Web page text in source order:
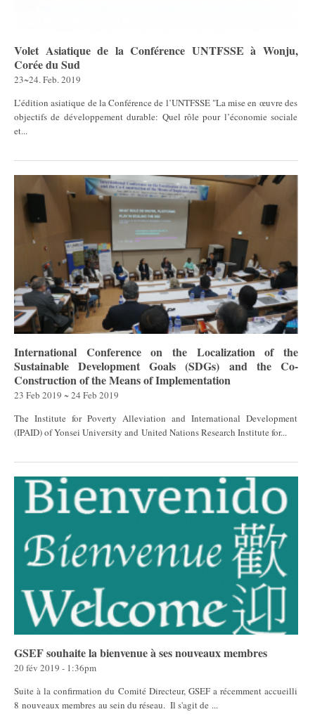
Volet Asiatique de la Conférence UNTFSSE à Wonju,
Corée du Sud
23~24. Feb. 2019
L’édition asiatique de la Conférence de l’UNTFSSE "La mise en œuvre des
objectifs de développement durable: Quel rôle pour l’économie sociale
et...
International Conference on the Localization of the
Sustainable Development Goals (SDGs) and the Co-
Construction of the Means of Implementation
23 Feb 2019 ~ 24 Feb 2019
The Institute for Poverty Alleviation and International Development
(IPAID) of Yonsei University and United Nations Research Institute for...
GSEF souhaite la bienvenue à ses nouveaux membres
20 fév 2019 - 1:36pm
Suite à la confirmation du Comité Directeur, GSEF a récemment accueilli
8 nouveaux membres au sein du réseau. Il s'agit de ...